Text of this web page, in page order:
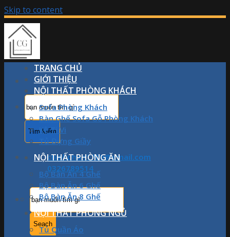
Skip to content
chinhphan1709@gmail.com
0326789514
TRANG CHỦ
GIỚI THIỆU
NỘI THẤT PHÒNG KHÁCH
Sofa Phòng Khách
Bàn Ghế Sofa Gỗ Phòng Khách
Kệ Ti Vi
Tủ Đựng Giầy
NỘI THẤT PHÒNG ĂN
Bộ Bàn Ăn 4 Ghế
Bộ Bàn Ăn 6 Ghế
Bộ Bàn Ăn 8 Ghế
NỘI THẤT PHÒNG NGỦ
Tủ Quần Áo